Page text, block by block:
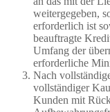
weitergegeben,
erforderlich ist
beauftragte
Umfang der
erforderliche
Nach
vollständiger
Kunden mit